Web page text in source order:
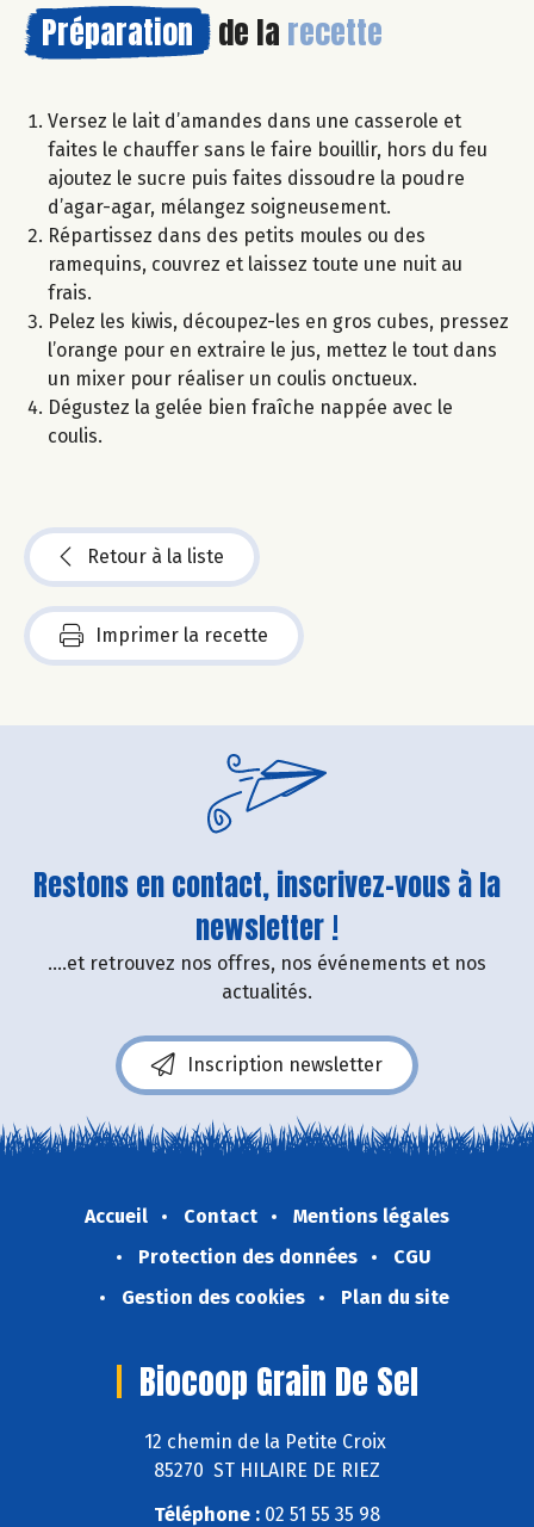
Préparation de la recette
Versez le lait d’amandes dans une casserole et
faites le chauffer sans le faire bouillir, hors du feu
ajoutez le sucre puis faites dissoudre la poudre
d’agar-agar, mélangez soigneusement.
Répartissez dans des petits moules ou des
ramequins, couvrez et laissez toute une nuit au
frais.
Pelez les kiwis, découpez-les en gros cubes, pressez
l’orange pour en extraire le jus, mettez le tout dans
un mixer pour réaliser un coulis onctueux.
Dégustez la gelée bien fraîche nappée avec le
coulis.
Retour à la liste
Imprimer la recette
Restons en contact, inscrivez-vous à la
newsletter !
....et retrouvez nos offres, nos événements et nos
actualités.
Inscription newsletter
Accueil Contact
Mentions légales
Protection des données
CGU
Gestion des cookies
Plan du site
Biocoop Grain De Sel
12 chemin de la Petite Croix
85270 ST HILAIRE DE RIEZ
Téléphone : 02 51 55 35 98